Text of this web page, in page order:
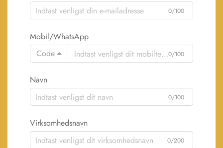
0/100
Mobil/WhatsApp
Code
0/100
Navn
0/100
Virksomhedsnavn
0/200